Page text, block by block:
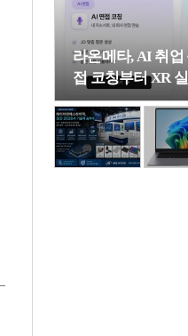
라온메타, AI 취
접 코칭부터 XR